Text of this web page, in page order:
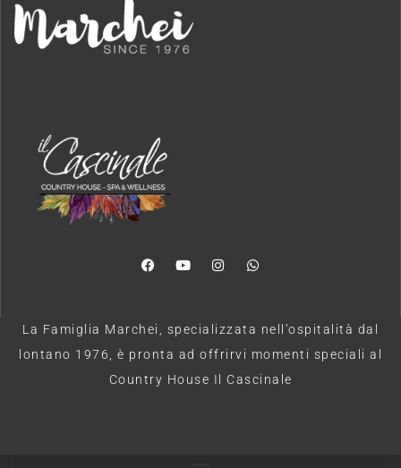
La Famiglia Marchei, specializzata nell’ospitalità dal
lontano 1976, è pronta ad offrirvi momenti speciali al
Country House Il Cascinale